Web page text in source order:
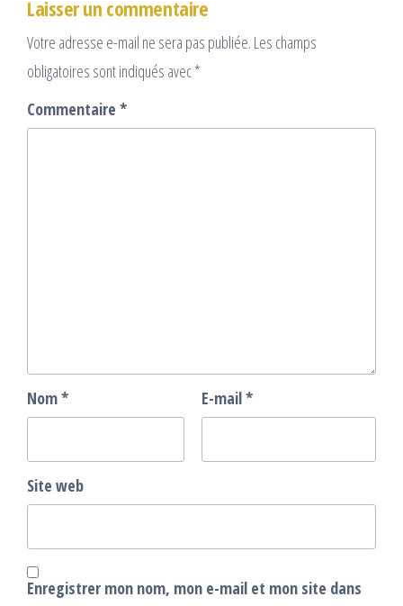
Laisser un commentaire
Votre adresse e-mail ne sera pas publiée. Les champs
obligatoires sont indiqués avec*
Commentaire *
Nom* E-mail*
Site web
Enregistrer mon nom, mon e-mail et mon site dans